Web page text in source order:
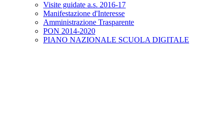
Visite guidate a.s. 2016-17
Manifestazione d'Interesse
Amministrazione Trasparente
PON 2014-2020
PIANO NAZIONALE SCUOLA DIGITALE